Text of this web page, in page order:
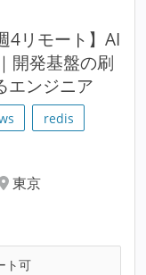
4リモート】AI
開発基盤の刷
エンジニア
redis
東京
ト可